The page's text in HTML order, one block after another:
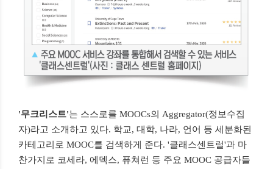
'무크리스트'는 스스로를 MOOCs의 Aggregator(정보수집
자)라고 소개하고 있다. 학교, 대학, 나라, 언어 등 세분화된
카테고리로 MOOC를 검색하게 준다. '클래스센트럴'과 마
찬가지로 코세라, 에덱스, 퓨쳐런 등 주요 MOOC 공급자들